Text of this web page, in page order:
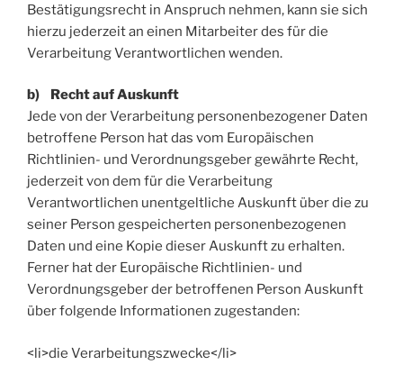
Bestätigungsrecht in Anspruch nehmen, kann sie sich
hierzu jederzeit an einen Mitarbeiter des für die
Verarbeitung Verantwortlichen wenden.
b) Recht auf Auskunft
Jede von der Verarbeitung personenbezogener Daten
betroffene Person hat das vom Europäischen
Richtlinien- und Verordnungsgeber gewährte Recht,
jederzeit von dem für die Verarbeitung
Verantwortlichen unentgeltliche Auskunft über die zu
seiner Person gespeicherten personenbezogenen
Daten und eine Kopie dieser Auskunft zu erhalten.
Ferner hat der Europäische Richtlinien- und
Verordnungsgeber der betroffenen Person Auskunft
über folgende Informationen zugestanden:
<li>die Verarbeitungszwecke</li>